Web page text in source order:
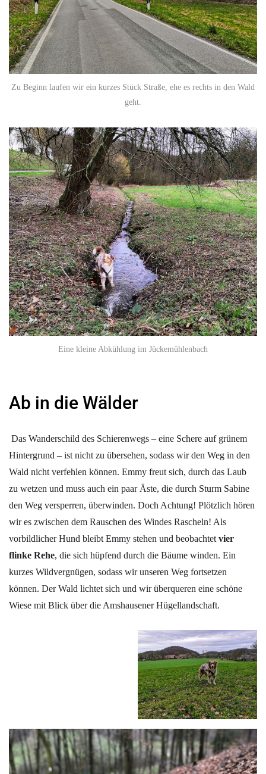
Zu Beginn laufen wir ein kurzes Stück Straße, ehe es rechts in den Wald
geht.
Eine kleine Abkühlung im Jückemühlenbach
Ab in die Wälder
Das Wanderschild des Schierenwegs – eine Schere auf grünem
Hintergrund – ist nicht zu übersehen, sodass wir den Weg in den
Wald nicht verfehlen können. Emmy freut sich, durch das Laub
zu wetzen und muss auch ein paar Äste, die durch Sturm Sabine
den Weg versperren, überwinden. Doch Achtung! Plötzlich hören
wir es zwischen dem Rauschen des Windes Rascheln! Als
vorbildlicher Hund bleibt Emmy stehen und beobachtet vier
flinke Rehe, die sich hüpfend durch die Bäume winden. Ein
kurzes Wildvergnügen, sodass wir unseren Weg fortsetzen
können. Der Wald lichtet sich und wir überqueren eine schöne
Wiese mit Blick über die Amshausener Hügellandschaft.